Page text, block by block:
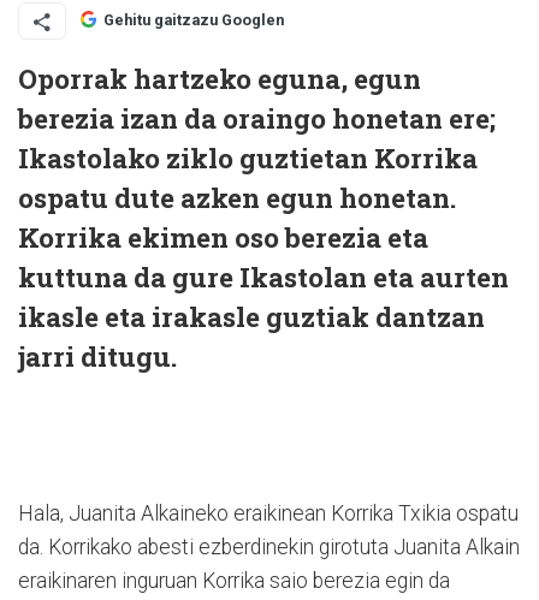
Gehitu gaitzazu Googlen
Oporrak hartzeko eguna, egun
berezia izan da oraingo honetan ere;
Ikastolako ziklo guztietan Korrika
ospatu dute azken egun honetan.
Korrika ekimen oso berezia eta
kuttuna da gure Ikastolan eta aurten
ikasle eta irakasle guztiak dantzan
jarri ditugu.
Hala, Juanita Alkaineko eraikinean Korrika Txikia ospatu
da. Korrikako abesti ezberdinekin girotuta Juanita Alkain
eraikinaren inguruan Korrika saio berezia egin da